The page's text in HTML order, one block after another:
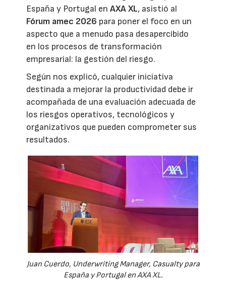
España y Portugal enAXA XL, asistió al
Fórum amec 2026 para poner el foco en un
aspecto que a menudo pasa desapercibido
en los procesos de transformación
empresarial: la gestión del riesgo.
Según nos explicó, cualquier iniciativa
destinada a mejorar la productividad debe ir
acompañada de una evaluación adecuada de
los riesgos operativos, tecnológicos y
organizativos que pueden comprometer sus
resultados.
Juan Cuerdo, Underwriting Manager, Casualty para
España y Portugal en AXA XL.